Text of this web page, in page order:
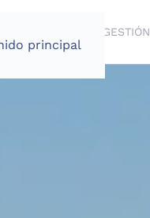
principal
GESTIÓN